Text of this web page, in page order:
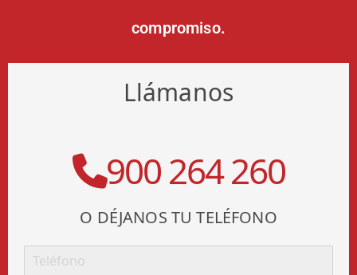
compromiso.
Llámanos
900 264 260
O DÉJANOS TU TELÉFONO